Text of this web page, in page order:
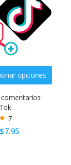
opciones
7
$7.95